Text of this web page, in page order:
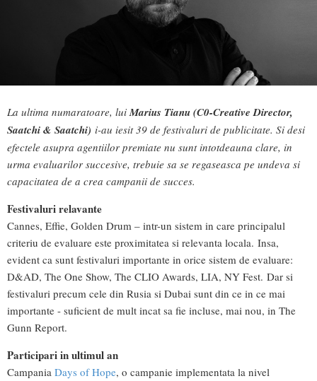
La ultima numaratoare, lui Marius Tianu(C0-Creative Director,
Saatchi & Saatchi) i-au iesit 39 de festivaluri de publicitate. Si desi
efectele asupra agentiilor premiate nu sunt intotdeauna clare, in
urma evaluarilor succesive, trebuie sa se regaseasca pe undeva si
capacitatea de a crea campanii de succes.
Festivaluri relavante
Cannes, Effie, Golden Drum – intr-un sistem in care principalul
criteriu de evaluare este proximitatea si relevanta locala. Insa,
evident ca sunt festivaluri importante in orice sistem de evaluare:
D&AD, The One Show, The CLIO Awards, LIA, NY Fest. Dar si
festivaluri precum cele din Rusia si Dubai sunt din ce in ce mai
importante - suficient de mult incat sa fie incluse, mai nou, in The
Gunn Report.
Participari in ultimul an
Campania Days of Hope, o campanie implementata la nivel